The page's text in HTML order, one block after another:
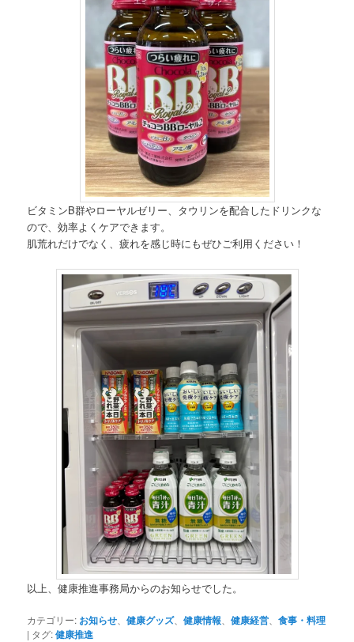
ビタミンB群やローヤルゼリー、タウリンを配合したドリンクな
ので、効率よくケアできます。
肌荒れだけでなく、疲れを感じ時にもぜひご利用ください！
以上、健康推進事務局からのお知らせでした。
カテゴリー: お知らせ 、健康グッズ、健康情報 、健康経営 、食事・料理
| タグ:健康推進